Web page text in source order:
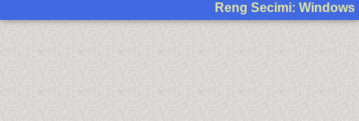
Reng Secimi: Windows